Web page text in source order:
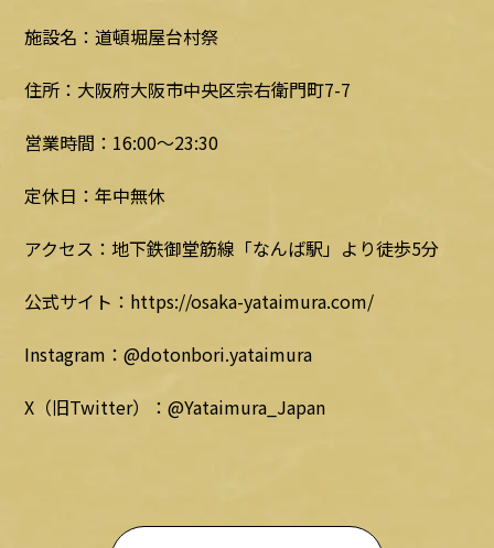
施設名：道頓堀屋台村祭
住所：大阪府大阪市中央区宗右衛門町7-7
営業時間：16:00～23:30
定休日：年中無休
アクセス：地下鉄御堂筋線「なんば駅」より徒歩5分
公式サイト：https://osaka-yataimura.com/
Instagram：@dotonbori.yataimura
X（旧Twitter）：@Yataimura_Japan